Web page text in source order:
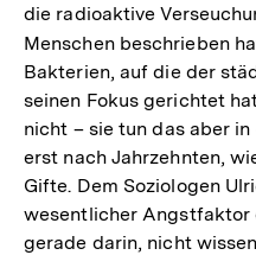
die radioaktive
Menschen beschrieben
Bakterien, auf die der
seinen Fokus gerichtet
nicht – sie tun das aber
erst nach Jahrzehnten,
Gifte. Dem Soziologen
wesentlicher Angstfaktor
gerade darin, nicht